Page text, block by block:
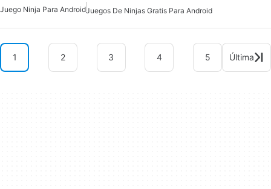
Juego Ninja Para AndroidJuegos De Ninjas Gratis Para Android
1 2 3 4 5 Última